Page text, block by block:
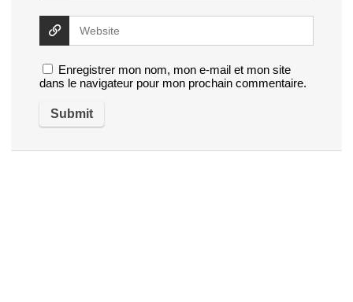
Enregistrer mon nom, mon e-mail et mon site
dans le navigateur pour mon prochain commentaire.